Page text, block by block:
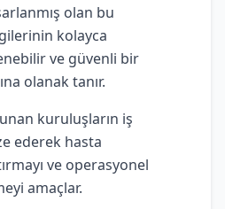
olan bu
kolayca
ve güvenli bir
olanak tanır.
kuruluşların iş
ederek hasta
ve operasyonel
amaçlar.